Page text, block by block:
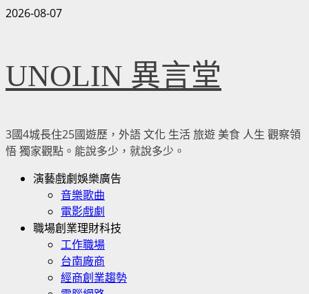
Skip
2026-08-07
UNOLIN 異言堂
3國4城長住25國遊歷，外語 文化 生活 旅遊 美食 人生 觀察領
悟 獨家觀點。能說多少，就說多少。
Primary演藝戲劇娛樂廣告
音樂歌曲
電影戲劇
職場創業理財科技
工作職場
台南廠商
經商創業趨勢